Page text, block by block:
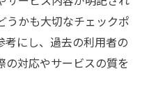
うかも大切なチェックポ
考にし、過去の利用者の
の対応やサービスの質を